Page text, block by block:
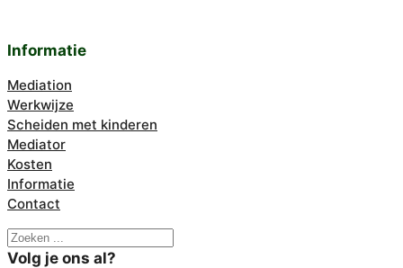
Informatie
Mediation
Werkwijze
Scheiden met kinderen
Mediator
Kosten
Informatie
Contact
Zoeken
Volg je ons al?